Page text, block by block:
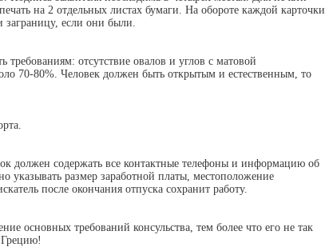
на 2 отдельных листах бумаги. На обороте каждой карточки
заграницу, если они были.
требованиям: отсутствие овалов и углов с матовой
70-80%. Человек должен быть открытым и естественным, то
должен содержать все контактные телефоны и информацию об
указывать размер заработной платы, местоположение
после окончания отпуска сохранит работу.
основных требований консульства, тем более что его не так